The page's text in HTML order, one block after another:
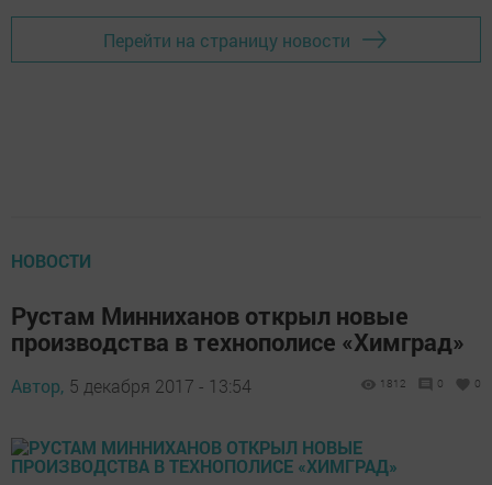
Перейти на страницу новости
НОВОСТИ
Рустам Минниханов открыл новые
производства в технополисе «Химград»
Автор, 5 декабря 2017 - 13:54 1812 0 0